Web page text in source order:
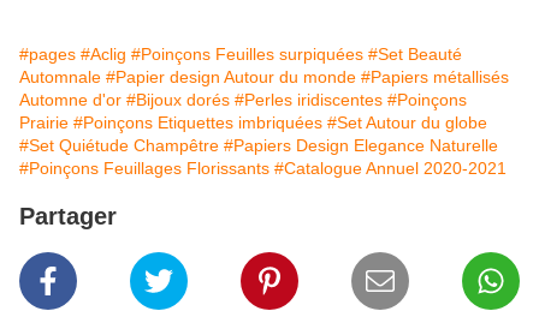
#pages #Aclig #Poinçons Feuilles surpiquées #Set Beauté
Automnale #Papier design Autour du monde #Papiers métallisés
Automne d'or #Bijoux dorés #Perles iridiscentes #Poinçons
Prairie #Poinçons Etiquettes imbriquées #Set Autour du globe
#Set Quiétude Champêtre #Papiers Design Elegance Naturelle
#Poinçons Feuillages Florissants #Catalogue Annuel 2020-2021
Partager